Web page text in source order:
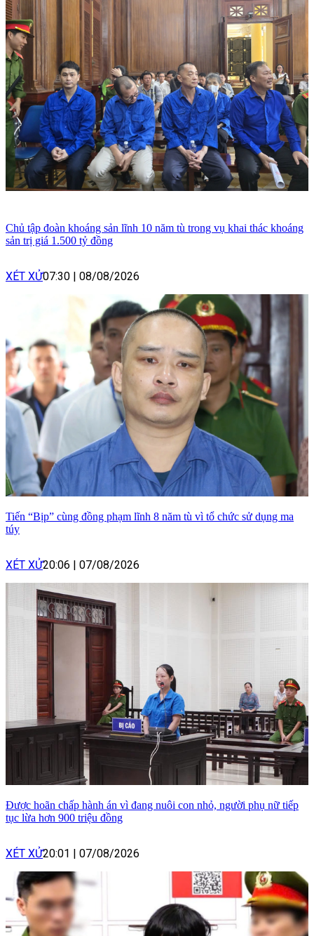
Chủ tập đoàn khoáng sản lĩnh 10 năm tù trong vụ khai thác khoáng
sản trị giá 1.500 tỷ đồng
XÉT XỬ07:30 | 08/08/2026
Tiến “Bịp” cùng đồng phạm lĩnh 8 năm tù vì tổ chức sử dụng ma
túy
XÉT XỬ20:06 | 07/08/2026
Được hoãn chấp hành án vì đang nuôi con nhỏ, người phụ nữ tiếp
tục lừa hơn 900 triệu đồng
XÉT XỬ20:01 | 07/08/2026